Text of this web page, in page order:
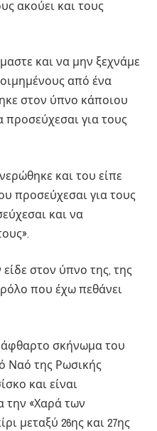
ακούει και τους
και να μην ξεχνάμε
από ένα
στον ύπνο κάποιου
προσεύχεσαι για τους
και του είπε
προσεύχεσαι για τους
και να
στον ύπνο της, της
που έχω πεθάνει
άφθαρτο σκήνωμα του
Ναό της Ρωσικής
και είναι
την «Χαρά των
μεταξύ 26ης και 27ης